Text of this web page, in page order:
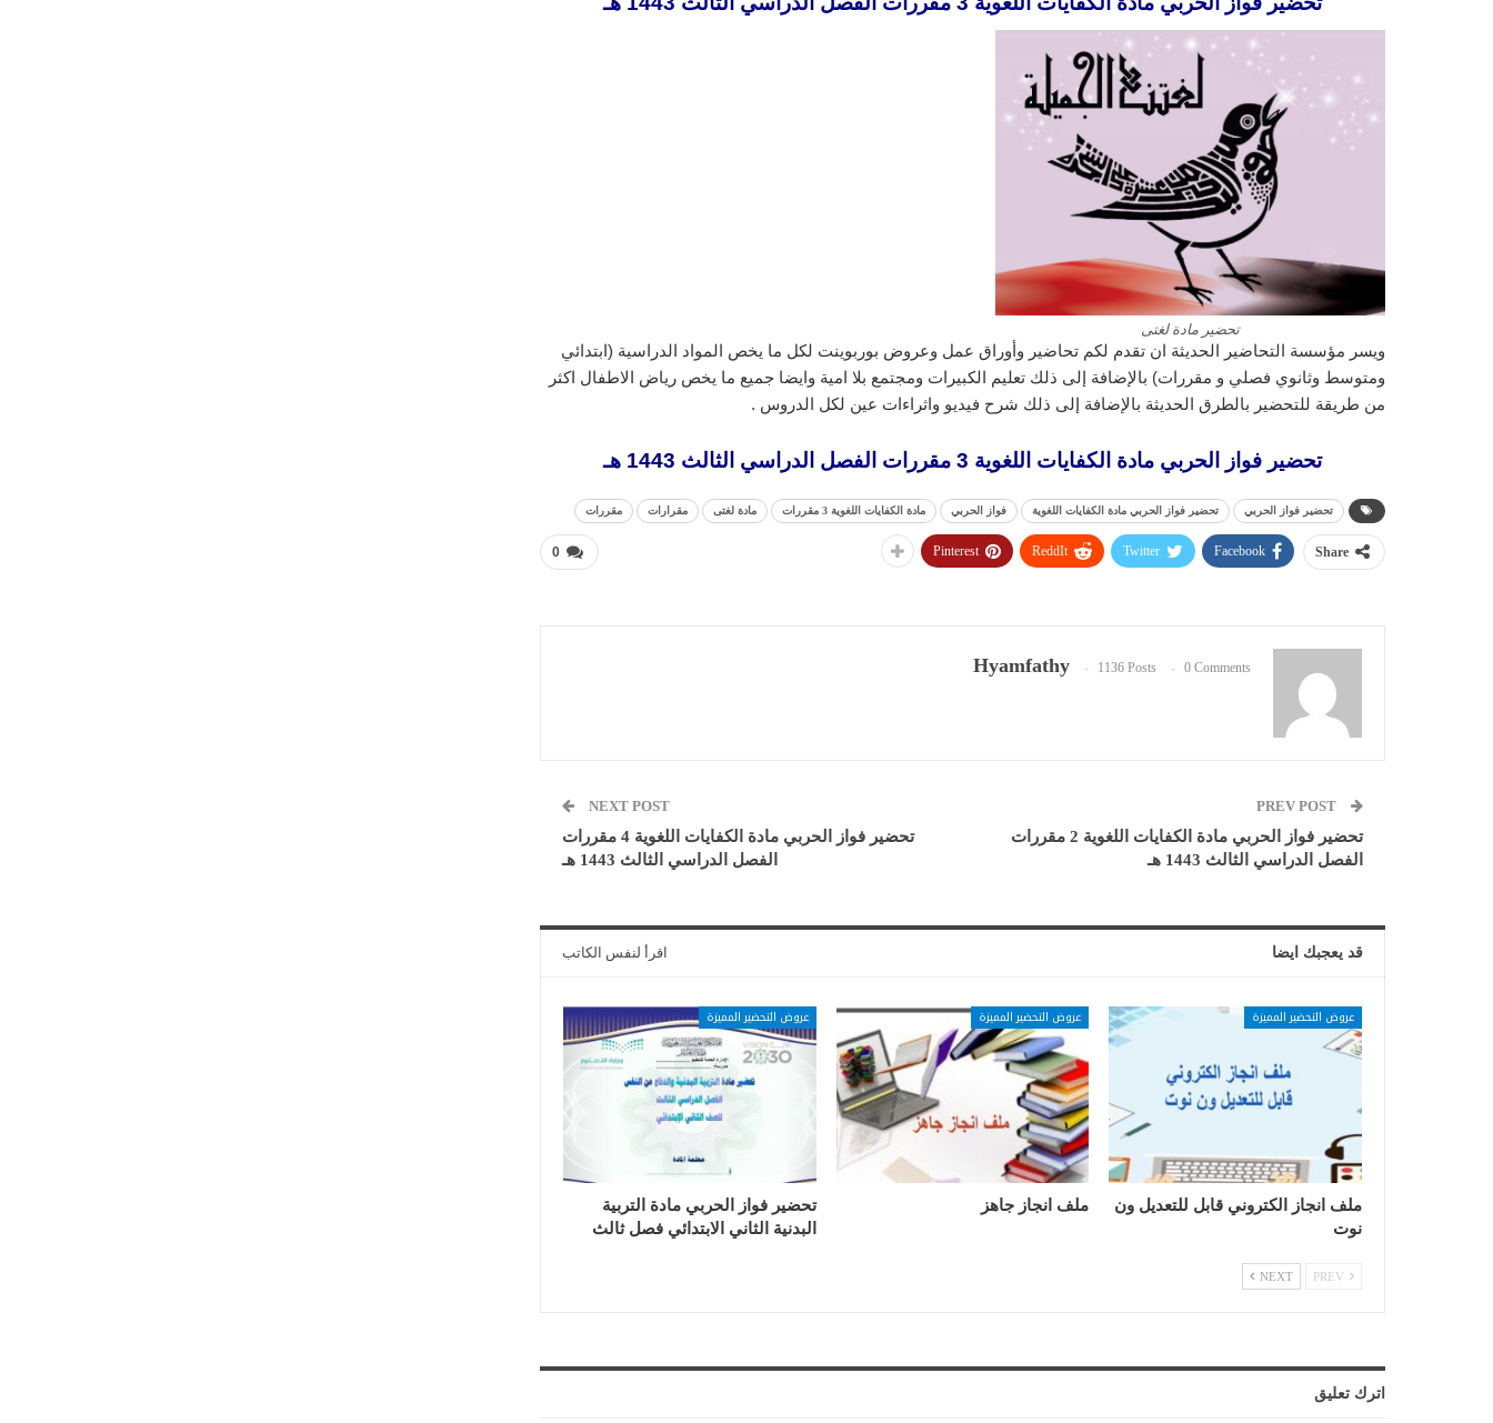
تحضير مادة لغتى
ويسر مؤسسة التحاضير الحديثة ان تقدم لكم تحاضير وأوراق عمل وعروض بوربوينت لكل ما يخص المواد الدراسية (ابتدائي
ومتوسط وثانوي فصلي و مقررات) بالإضافة إلى ذلك تعليم الكبيرات ومجتمع بلا امية وايضا جميع ما يخص رياض الاطفال اكثر
من طريقة للتحضير بالطرق الحديثة بالإضافة إلى ذلك شرح فيديو واثراءات عين لكل الدروس .
تحضير فواز الحربي مادة الكفايات اللغوية 3 مقررات الفصل الدراسي الثالث 1443 هـ
تحضير فواز الحربي تحضير فواز الحربي مادة الكفايات اللغوية فواز الحربي مادة الكفايات اللغوية 3 مقررات مادة لغتى مقرارات مقررات
0 Share
Facebook
Twitter
ReddIt
Pinterest
Hyamfathy 1136 Posts 0 Comments
تحضير فواز الحربي مادة الكفايات اللغوية 2 مقررات
الفصل الدراسي الثالث 1443 هـ
NEXT POST
تحضير فواز الحربي مادة الكفايات اللغوية 4 مقررات
الفصل الدراسي الثالث 1443 هـ
قد يعجبك ايضا اقرأ لنفس الكاتب
عروض التحضير المميزة
ملف انجاز الكتروني قابل للتعديل ون
نوت
عروض التحضير المميزة
ملف انجاز جاهز
عروض التحضير المميزة
تحضير فواز الحربي مادة التربية
البدنية الثاني الابتدائي فصل ثالث
NEXT
اترك تعليق